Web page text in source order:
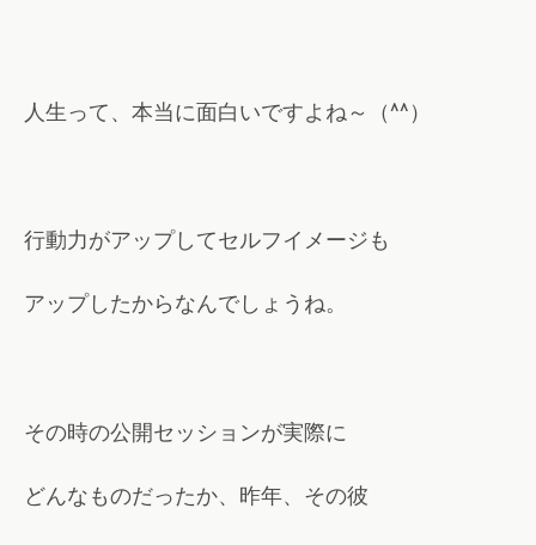
人生って、本当に面白いですよね～（^^）
行動力がアップしてセルフイメージも
アップしたからなんでしょうね。
その時の公開セッションが実際に
どんなものだったか、昨年、その彼